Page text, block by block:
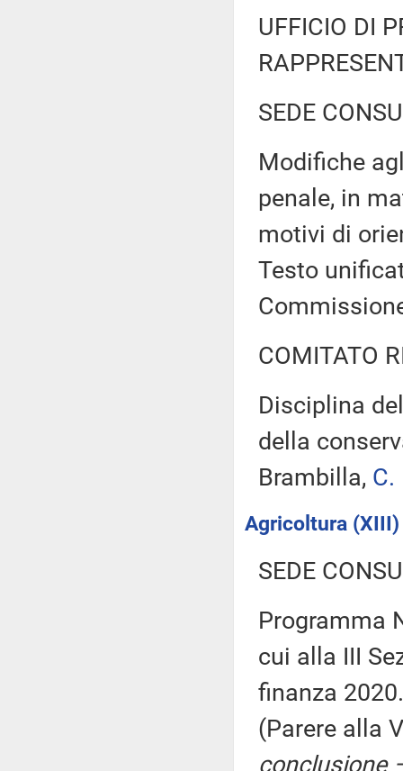
UFFICIO DI
SEDE
Modifiche
penale, in
motivi di
Testo
COMITATO
Disciplina
della
Brambilla, C.
Agricoltura (XIII)
SEDE
Programma
cui alla III
finanza
(Parere alla
conclusione